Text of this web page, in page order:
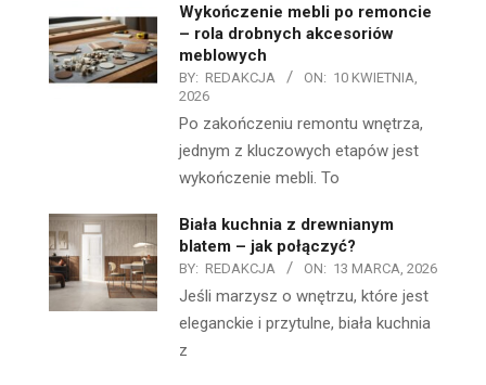
Wykończenie mebli po remoncie
– rola drobnych akcesoriów
meblowych
BY: REDAKCJA ON: 10 KWIETNIA,
2026
Po zakończeniu remontu wnętrza,
jednym z kluczowych etapów jest
wykończenie mebli. To
Biała kuchnia z drewnianym
blatem – jak połączyć?
BY: REDAKCJA ON: 13 MARCA, 2026
Jeśli marzysz o wnętrzu, które jest
eleganckie i przytulne, biała kuchnia
z